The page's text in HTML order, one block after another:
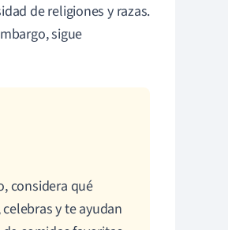
de religiones y razas.
sigue
considera qué
y te ayudan